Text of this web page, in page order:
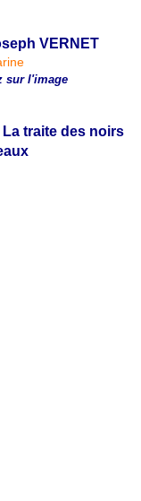
VERNET
sur l'image
traite des noirs